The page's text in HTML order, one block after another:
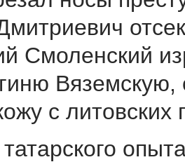
Смоленский
Вяземскую,
с литовских